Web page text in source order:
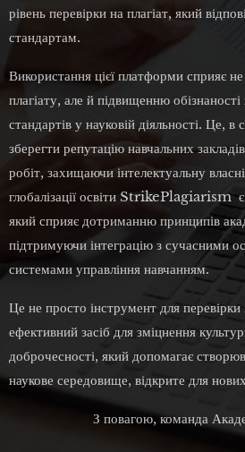
рівень перевірки на плагіат, який
стандартам.
Використання цієї платформи сприяє
плагіату, але й підвищенню
стандартів у науковій діяльності. Це,
зберегти репутацію навчальних
робіт, захищаючи інтелектуальну
глобалізації освіти StrikePlagiarism
який сприяє дотриманню принципів
підтримуючи інтеграцію з сучасними
системами управління навчанням.
Це не просто інструмент для перевірки
ефективний засіб для зміцнення
доброчесності, який допомагає
наукове середовище, відкрите для
З повагою, команда